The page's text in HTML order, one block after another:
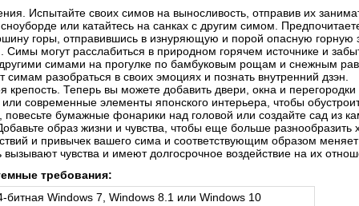
Испытайте своих симов на выносливость, отправив их
или катайтесь на санках с другим симом.
горы, отправившись в изнуряющую и порой опасную горную
Симы могут расслабиться в природном горячем источнике и
симами на прогулке по бамбуковым рощам и снежным
симам разобраться в своих эмоциях и познать внутренний дзэн.
Теперь вы можете добавить двери, окна и перегородки
современные элементы японского интерьера, чтобы
повесьте бумажные фонарики над головой или создайте сад из
образ жизни и чувства, чтобы еще больше
и привычек вашего сима и соответствующим образом
вызывают чувства и имеют долгосрочное воздействие на их
требования:
битная Windows 7, Windows 8.1 или Windows 10